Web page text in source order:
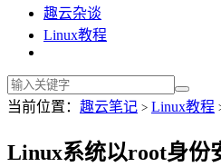
趣云杂谈
Linux教程
当前位置： 趣云笔记 > Linux教程
Linux系统以root身份